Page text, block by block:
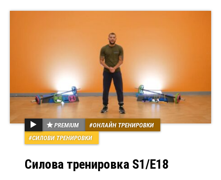
PREMIUM
ОНЛАЙН ТРЕНИРОВКИ
СИЛОВИ ТРЕНИРОВКИ
Силова тренировка S1/Е18